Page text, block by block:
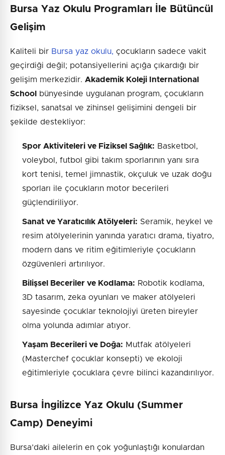
Bursa Yaz Okulu Programları İle Bütüncül
Gelişim
Kaliteli bir Bursa yaz okulu, çocukların sadece vakit
geçirdiği değil; potansiyellerini açığa çıkardığı bir
gelişim merkezidir. Akademik Koleji International
School
bünyesinde uygulanan program, çocukların
fiziksel, sanatsal ve zihinsel gelişimini dengeli bir
şekilde destekliyor:
Spor Aktiviteleri ve Fiziksel Sağlık: Basketbol,
voleybol, futbol gibi takım sporlarının yanı sıra
kort tenisi, temel jimnastik, okçuluk ve uzak doğu
sporları ile çocukların motor becerileri
güçlendiriliyor.
Sanat ve Yaratıcılık Atölyeleri: Seramik, heykel ve
resim atölyelerinin yanında yaratıcı drama, tiyatro,
modern dans ve ritim eğitimleriyle çocukların
özgüvenleri artırılıyor.
Bilişsel Beceriler ve Kodlama: Robotik kodlama,
3D tasarım, zeka oyunları ve maker atölyeleri
sayesinde çocuklar teknolojiyi üreten bireyler
olma yolunda adımlar atıyor.
Yaşam Becerileri ve Doğa: Mutfak atölyeleri
(Masterchef çocuklar konsepti) ve ekoloji
eğitimleriyle çocuklara çevre bilinci kazandırılıyor.
Bursa İngilizce Yaz Okulu (Summer
Camp) Deneyimi
Bursa’daki ailelerin en çok yoğunlaştığı konulardan